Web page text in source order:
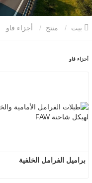
منتج
أجزاء فاو
براميل الفرامل الخلفية